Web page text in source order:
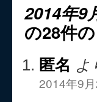
2014年9
の28件
匿名 よ
2014年9